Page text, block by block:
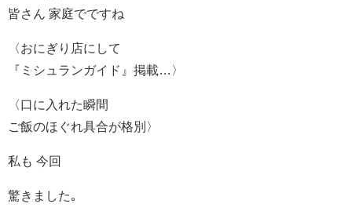
皆さん 家庭でですね
〈おにぎり店にして
『ミシュランガイド』掲載…〉
〈口に入れた瞬間
ご飯のほぐれ具合が格別〉
私も 今回
驚きました｡